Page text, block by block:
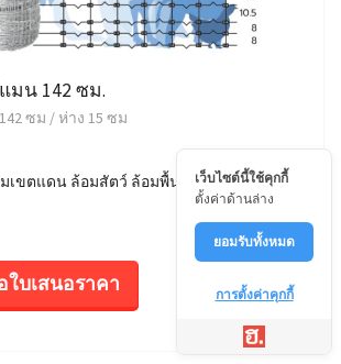
มน 142 ซม.
ซม / ห่าง 15 ซม
เขตแดน ล้อมสัตว์ ล้อมพื้นที่ ล้อมบ้าน ล้อม
ใบเสนอราคา
เว็บไซต์นี้ใช้คุกกี้
ตั้งค่าด้านล่าง
ยอมรับทั้งหมด
การตั้งค่าคุกกี้